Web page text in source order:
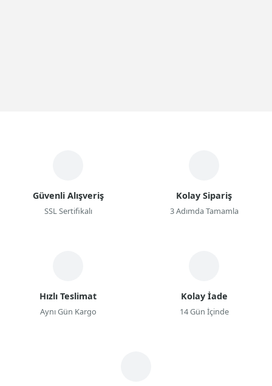
Güvenli Alışveriş
SSL Sertifikalı
Kolay Sipariş
3 Adımda Tamamla
Hızlı Teslimat
Aynı Gün Kargo
Kolay İade
14 Gün İçinde